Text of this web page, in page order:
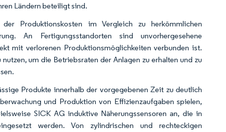
Ländern beteiligt sind.
Produktionskosten im Vergleich zu herkömmlichen
An Fertigungsstandorten sind unvorhergesehene
mit verlorenen Produktionsmöglichkeiten verbunden ist.
um die Betriebsraten der Anlagen zu erhalten und zu
Produkte innerhalb der vorgegebenen Zeit zu deutlich
und Produktion von Effizienzaufgaben spielen,
SICK AG induktive Näherungssensoren an, die in
werden. Von zylindrischen und rechteckigen